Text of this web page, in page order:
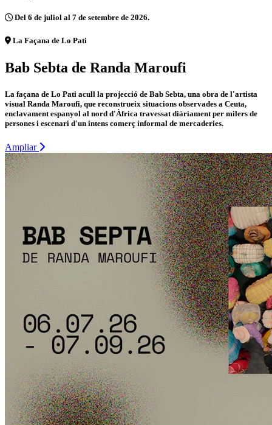
Del 6 de juliol al 7 de setembre de 2026.
La Façana de Lo Pati
Bab Sebta de Randa Maroufi
La façana de Lo Pati acull la projecció de Bab Sebta, una obra de l'artista
visual Randa Maroufi, que reconstrueix situacions observades a Ceuta,
enclavament espanyol al nord d'Àfrica travessat diàriament per milers de
persones i escenari d'un intens comerç informal de mercaderies.
Ampliar